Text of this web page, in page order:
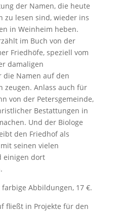
der Namen, die heute
zu lesen sind, wieder ins
in Weinheim heben.
im Buch von der
Friedhöfe, speziell vom
damaligen
die Namen auf den
zeugen. Anlass auch für
von der Petersgemeinde,
Bestattungen in
Und der Biologe
den Friedhof als
seinen vielen
einigen dort
Abbildungen, 17 €.
fließt in Projekte für den